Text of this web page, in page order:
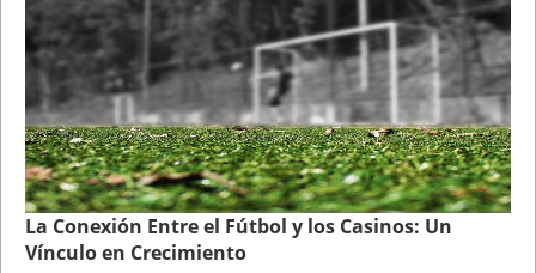
La Conexión Entre el Fútbol y los Casinos: Un
Vínculo en Crecimiento